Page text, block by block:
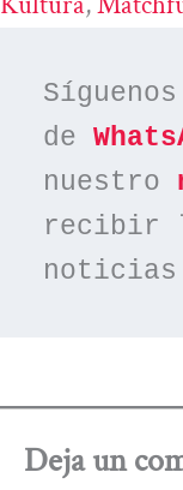
de
nuestro
recibir
noticias
Deja un